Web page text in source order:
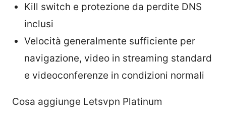
Kill switch e protezione da perdite DNS
inclusi
Velocità generalmente sufficiente per
navigazione, video in streaming standard
e videoconferenze in condizioni normali
Cosa aggiunge Letsvpn Platinum